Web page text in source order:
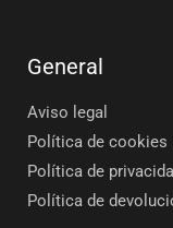
General
Aviso legal
Política de cookies
Política de
Política de